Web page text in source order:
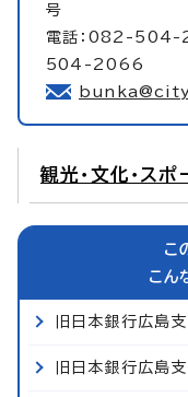
号
電話：082-504-
504-2066
観光・文化・スポ
こ
こん
旧日本銀行広島
旧日本銀行広島